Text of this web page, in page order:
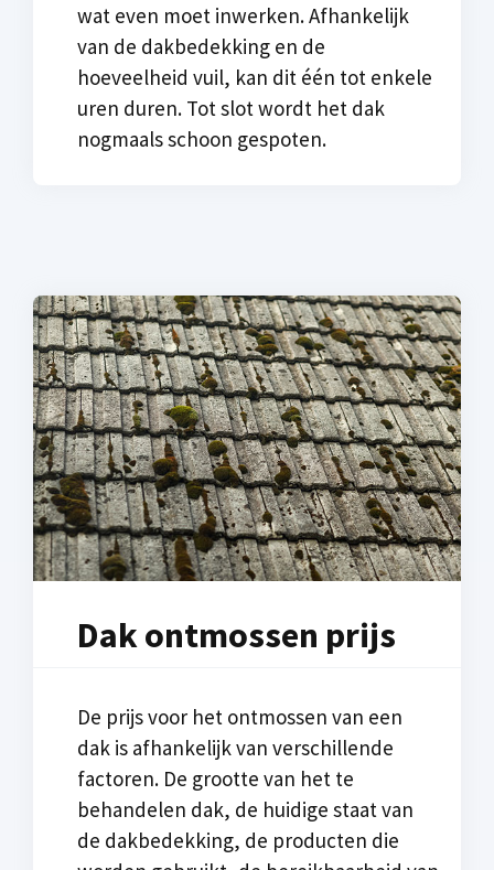
wat even moet inwerken. Afhankelijk
van de dakbedekking en de
hoeveelheid vuil, kan dit één tot enkele
uren duren. Tot slot wordt het dak
nogmaals schoon gespoten.
Dak ontmossen prijs
De prijs voor het ontmossen van een
dak is afhankelijk van verschillende
factoren. De grootte van het te
behandelen dak, de huidige staat van
de dakbedekking, de producten die